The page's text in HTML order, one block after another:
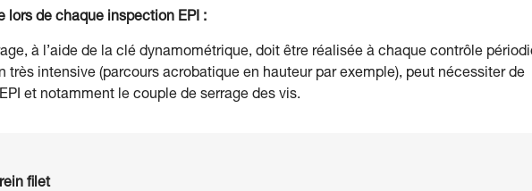
lors de chaque inspection EPI :
à l’aide de la clé dynamométrique, doit être réalisée à chaque contrôle
très intensive (parcours acrobatique en hauteur par exemple), peut nécessiter de
et notamment le couple de serrage des vis.
filet